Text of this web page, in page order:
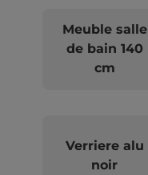
Meuble salle
de bain 140
cm
Verriere alu
noir